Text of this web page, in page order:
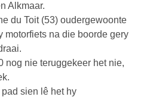
Alkmaar.
du Toit (53) oudergewoonte
motorfiets na die boorde gery
nog nie teruggekeer het nie,
sien lê het hy